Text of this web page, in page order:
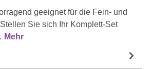
geeignet für die Fein- und
Sie sich Ihr Komplett-Set
Mehr